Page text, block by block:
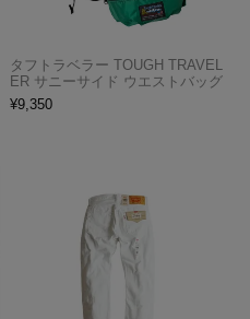
タフトラベラー TOUGH TRAVEL
ER サニーサイド ウエストバッグ
¥9,350